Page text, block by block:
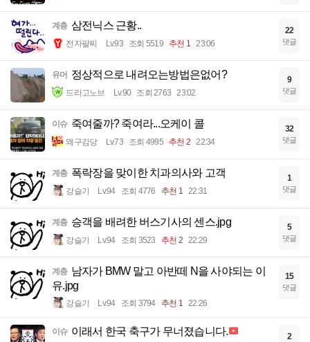
계층 삼전닉스 근황..
전자팔찌 Lv.93 조회 5519 추천 1 23:06
22
댓글
유머 정상적으로 내려오는방법은없어?
드라고노브 Lv.90 조회 2763 23:02
9
댓글
이슈 죽여줄까? 죽여라...오케이 콜
왜구김당 Lv.73 조회 4995 추천 2 22:34
32
댓글
계층 폭락장을 맞이한 치과의사와 고객
강슬기 Lv.94 조회 4776 추천 1 22:31
1
댓글
계층 승객을 배려한 버스기사의 센스.jpg
강슬기 Lv.94 조회 3523 추천 2 22:29
5
댓글
계층 남자가 BMW 말고 아반떼 N을 사야되는 이
유.jpg
강슬기 Lv.94 조회 3794 추천 1 22:26
15
댓글
이슈 이래서 한국 축구가 무너졌습니다. 2